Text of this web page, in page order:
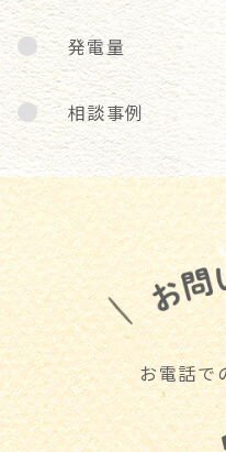
発電量
相談事例
お電話で